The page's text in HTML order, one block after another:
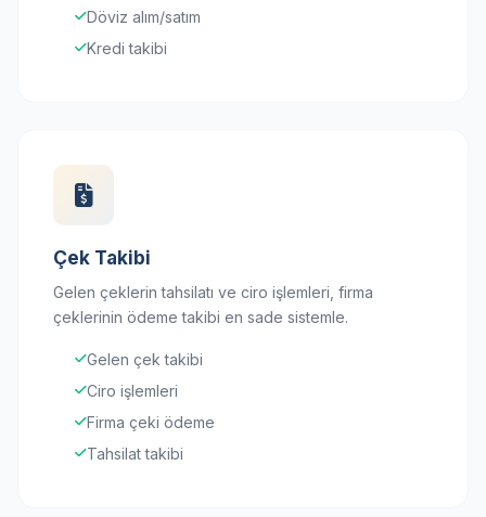
Döviz alım/satım
Kredi takibi
Çek Takibi
Gelen çeklerin tahsilatı ve ciro işlemleri, firma
çeklerinin ödeme takibi en sade sistemle.
Gelen çek takibi
Ciro işlemleri
Firma çeki ödeme
Tahsilat takibi